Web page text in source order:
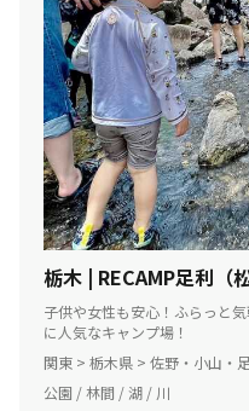
栃木 | RECAMP足利（
子供や女性も安心！ふらっと
に人気なキャンプ場！
関東 > 栃木県 > 佐野・小山・
公園 / 林間 / 湖 / 川